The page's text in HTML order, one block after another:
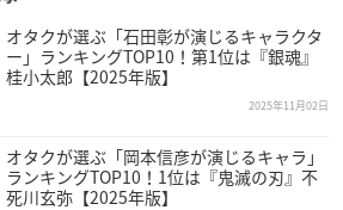
オタクが選ぶ「石田彰が演じるキャラクタ
ー」ランキングTOP10！第1位は『銀魂』
桂小太郎【2025年版】
2025年11月02日
オタクが選ぶ「岡本信彦が演じるキャラ」
ランキングTOP10！1位は『鬼滅の刃』不
死川玄弥【2025年版】